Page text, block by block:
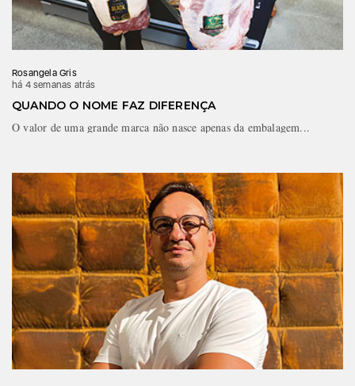
Rosangela Gris
há 4 semanas atrás
QUANDO O NOME FAZ DIFERENÇA
O valor de uma grande marca não nasce apenas da embalagem...